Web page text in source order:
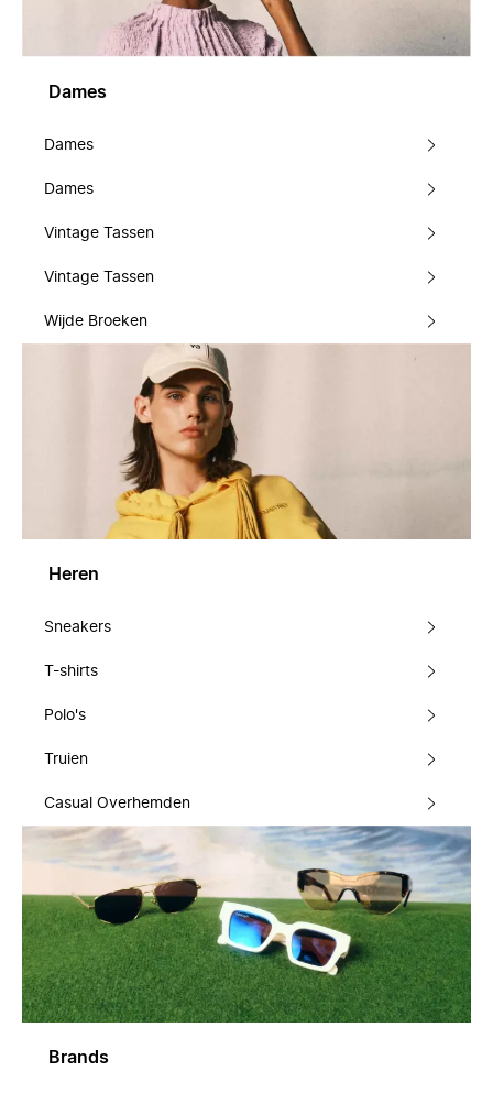
Dames
Dames
Dames
Vintage Tassen
Vintage Tassen
Wijde Broeken
Heren
Sneakers
T-shirts
Polo's
Truien
Casual Overhemden
Brands